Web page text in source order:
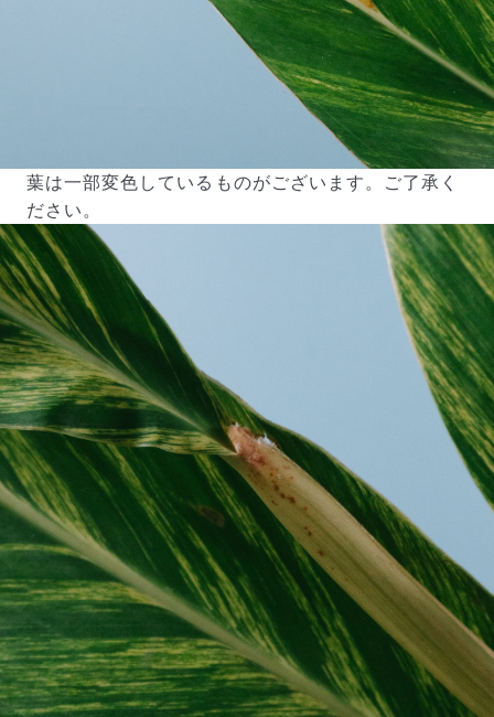
葉は一部変色しているものがございます。ご了承く
ださい。